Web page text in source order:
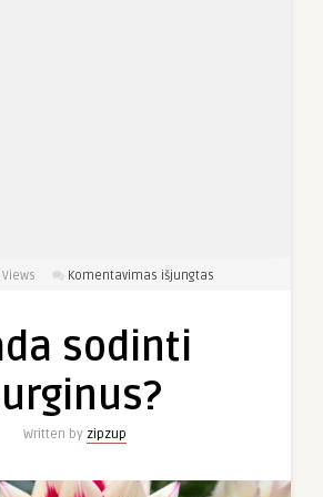
Views Komentavimas išjungtas
sodinti
Written by zipzup